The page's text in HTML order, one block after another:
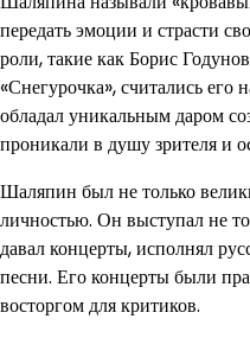
передать эмоции и страсти
роли, такие как Борис
«Снегурочка», считались
обладал уникальным даром
проникали в душу зрителя и
Шаляпин был не только
личностью. Он выступал не
давал концерты, исполнял
песни. Его концерты были
восторгом для критиков.